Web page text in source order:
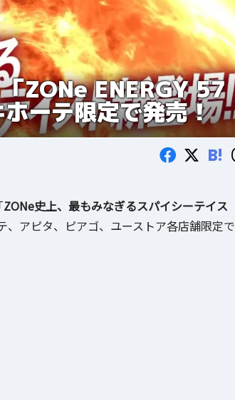
ZONe ENERGY 57
ーテ限定で発売！
B!
ZONe史上、最もみなぎるスパイシーテイス
、アピタ、ピアゴ、ユーストア各店舗限定で